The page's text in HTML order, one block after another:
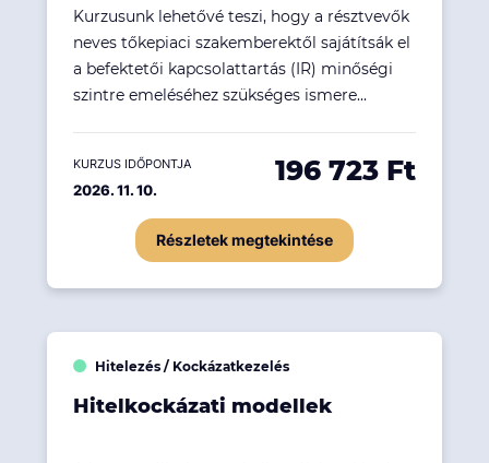
Kurzusunk lehetővé teszi, hogy a résztvevők
neves tőkepiaci szakemberektől sajátítsák el
a befektetői kapcsolattartás (IR) minőségi
szintre emeléséhez szükséges ismere...
KURZUS IDŐPONTJA
2026. 11. 10.
196 723 Ft
Részletek megtekintése
Hitelezés / Kockázatkezelés
Hitelkockázati modellek